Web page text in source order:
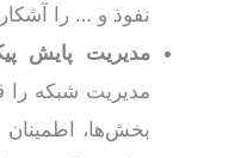
نفوذ و … را
مدیریت پایش
مدیریت شبکه را
بخش‌ها، اطمینان